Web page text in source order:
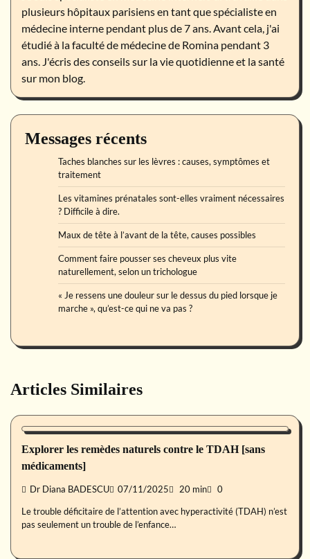
plusieurs hôpitaux parisiens en tant que spécialiste en
médecine interne pendant plus de 7 ans. Avant cela, j'ai
étudié à la faculté de médecine de Romina pendant 3
ans. J'écris des conseils sur la vie quotidienne et la santé
sur mon blog.
Messages récents
Taches blanches sur les lèvres : causes, symptômes et
traitement
Les vitamines prénatales sont-elles vraiment nécessaires
? Difficile à dire.
Maux de tête à l’avant de la tête, causes possibles
Comment faire pousser ses cheveux plus vite
naturellement, selon un trichologue
« Je ressens une douleur sur le dessus du pied lorsque je
marche », qu’est-ce qui ne va pas ?
Articles Similaires
Bébé Psycho
Explorer les remèdes naturels contre le TDAH [sans
médicaments]
Dr Diana BADESCU 07/11/2025 20 min 0
Le trouble déficitaire de l’attention avec hyperactivité (TDAH) n’est
pas seulement un trouble de l’enfance…